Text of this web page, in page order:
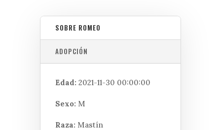
SOBRE ROMEO
ADOPCIÓN
Edad: 2021-11-30 00:00:00
Sexo: M
Raza: Mastín